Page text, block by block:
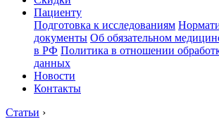
Пациенту
Подготовка к исследованиям
документы Об обязательном
в РФ Политика в отношении
данных
Новости
Контакты
Статьи ›